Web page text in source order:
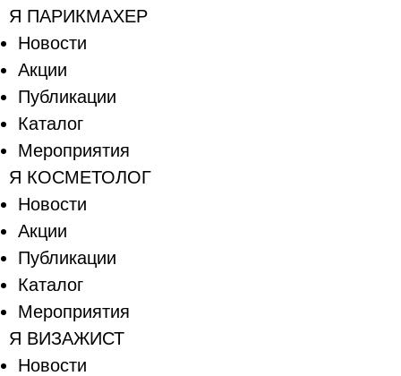
Я ПАРИКМАХЕР
Новости
Акции
Публикации
Каталог
Мероприятия
Я КОСМЕТОЛОГ
Новости
Акции
Публикации
Каталог
Мероприятия
Я ВИЗАЖИСТ
Новости